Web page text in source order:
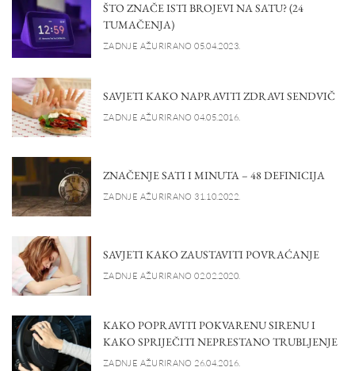
ŠTO ZNAČE ISTI BROJEVI NA SATU? (24
TUMAČENJA)
ZADNJE AŽURIRANO 05.04.2023.
SAVJETI KAKO NAPRAVITI ZDRAVI SENDVIČ
ZADNJE AŽURIRANO 04.05.2016.
ZNAČENJE SATI I MINUTA – 48 DEFINICIJA
ZADNJE AŽURIRANO 31.10.2022.
SAVJETI KAKO ZAUSTAVITI POVRAĆANJE
ZADNJE AŽURIRANO 02.02.2020.
KAKO POPRAVITI POKVARENU SIRENU I
KAKO SPRIJEČITI NEPRESTANO TRUBLJENJE
ZADNJE AŽURIRANO 26.04.2016.